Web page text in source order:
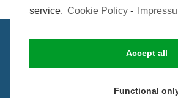
service. Cookie Policy -
Accept all
Functional
UVIJETI KORIŠTENJA